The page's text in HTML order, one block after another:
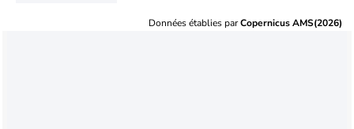
Données établies parCopernicus AMS(2026)